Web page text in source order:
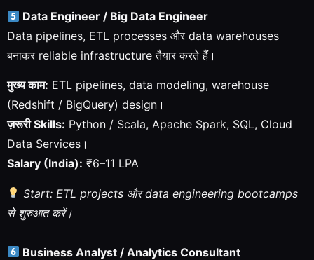
Data Engineer / Big Data Engineer
Data pipelines, ETL processes और data warehouses
बनाकर reliable infrastructure तैयार करते हैं।
मुख्य काम: ETL pipelines, data modeling, warehouse
(Redshift / BigQuery) design।
ज़रूरी Skills: Python / Scala, Apache Spark, SQL, Cloud
Data Services।
Salary (India): ₹6–11 LPA
Start: ETL projects और data engineering bootcamps
से शुरुआत करें।
Business Analyst / Analytics Consultant